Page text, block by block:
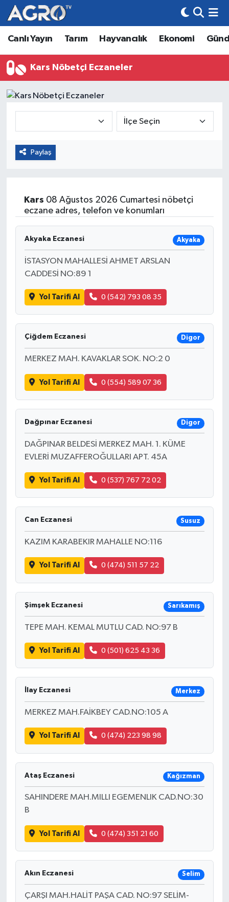
Canlı Yayın Tarım Hayvancılık Ekonomi
Kars Nöbetçi Eczaneler
Paylaş
Kars 08 Ağustos 2026 Cumartesi nöbetçi
eczane adres, telefon ve konumları
Akyaka Eczanesi Akyaka
İSTASYON MAHALLESİ AHMET ARSLAN
CADDESİ NO:89 1
Yol Tarifi Al 0 (542) 793 08 35
Çiğdem Eczanesi Digor
MERKEZ MAH. KAVAKLAR SOK. NO:2 0
Yol Tarifi Al 0 (554) 589 07 36
Dağpınar Eczanesi Digor
DAĞPINAR BELDESİ MERKEZ MAH. 1. KÜME
EVLERİ MUZAFFEROĞULLARI APT. 45A
Yol Tarifi Al 0 (537) 767 72 02
Can Eczanesi Susuz
KAZIM KARABEKIR MAHALLE NO:116
Yol Tarifi Al 0 (474) 511 57 22
Şimşek Eczanesi Sarıkamış
TEPE MAH. KEMAL MUTLU CAD. NO:97 B
Yol Tarifi Al 0 (501) 625 43 36
İlay Eczanesi Merkez
MERKEZ MAH.FAİKBEY CAD.NO:105 A
Yol Tarifi Al 0 (474) 223 98 98
Ataş Eczanesi Kağızman
SAHINDERE MAH.MILLI EGEMENLIK CAD.NO:30
B
Yol Tarifi Al 0 (474) 351 21 60
Akın Eczanesi Selim
ÇARŞI MAH.HALİT PAŞA CAD. NO:97 SELİM-
Hava Durumu
Trafik Durumu
Süper Lig Puan Durumu ve Fikstür
Son Dakika Haberleri